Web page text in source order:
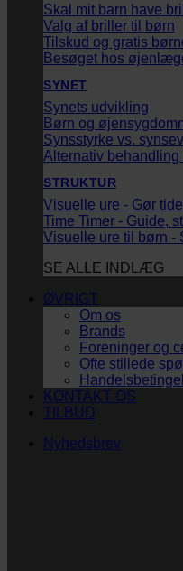
Skal mit barn have
Valg af briller til børn
Tilskud og gratis
Besøget hos
SYNET
Synets udvikling
Børn og
Synsstyrke vs.
Alternativ behandling
STRUKTUR
Visuelle ure - Gør
Time Timer - Guide,
Visuelle ure til børn -
SE ALLE INDLÆG
ØVRIGT
Om os
Brands
Foreninger og
Ofte stillede
KONTAKT OS
TILBUD
Nyhedsbrev